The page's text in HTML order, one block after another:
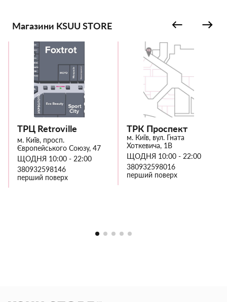
Магазини KSUU STORE
ТРЦ Retroville
м. Київ, просп.
Європейського Союзу, 47
ЩОДНЯ 10:00 - 22:00
380932598146
перший поверх
ТРК Проспект
м. Київ, вул. Гната
Хоткевича, 1В
ЩОДНЯ 10:00 - 22:00
380932598016
перший поверх